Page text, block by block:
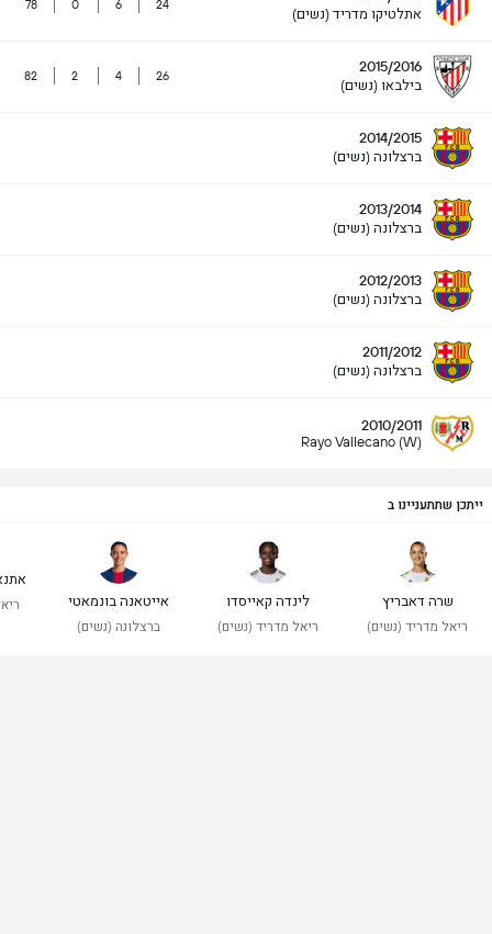
אתלטיקו מדריד (נשים)
24
6
0
78
2015/2016
בילבאו (נשים)
26
4
2
82
2014/2015
ברצלונה (נשים)
2013/2014
ברצלונה (נשים)
2012/2013
ברצלונה (נשים)
2011/2012
ברצלונה (נשים)
2010/2011
Rayo Vallecano (W)
ייתכן שתתעניינו ב
שרה דאבריץ
ריאל מדריד (נשים)
לינדה קאייסדו
ריאל מדריד (נשים)
אייטאנה בונמאטי
ברצלונה (נשים)